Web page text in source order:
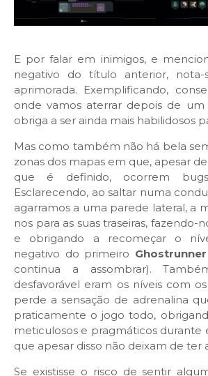
E por falar em inimigos, e
negativo do título anterior,
aprimorada. Exemplificando,
onde vamos aterrar depois de
obriga a ser ainda mais habilidosos
Mas como também não há bela
zonas dos mapas em que, apesar
que é definido, ocorrem bugs
Esclarecendo, ao saltar numa
agarramos a uma parede lateral, a
nos para as suas traseiras, fazendo-
e obrigando a recomeçar o
negativo do primeiro Ghostrunner
continua a assombrar).
desfavorável eram os níveis com
perde a sensação de adrenalina
praticamente o jogo todo,
meticulosos e pragmáticos durante
que apesar disso não deixam de ter
Se existisse o risco de sentir